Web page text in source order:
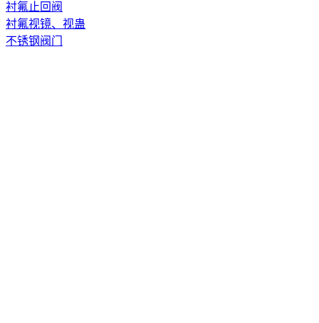
衬氟止回阀
衬氟视镜、视蛊
不锈钢阀门